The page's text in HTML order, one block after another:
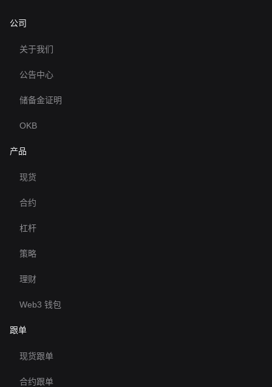
公司
关于我们
公告中心
储备金证明
OKB
产品
现货
合约
杠杆
策略
理财
Web3 钱包
跟单
现货跟单
合约跟单